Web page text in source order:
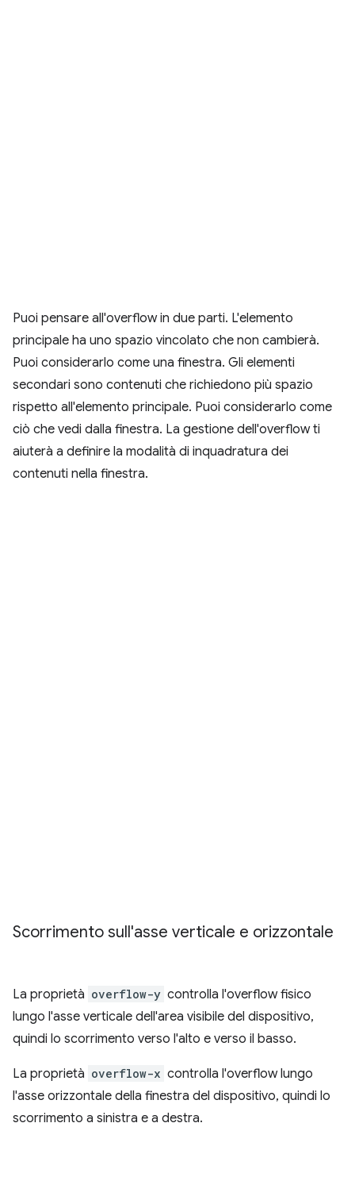
Puoi pensare all'overflow in due parti. L'elemento
principale ha uno spazio vincolato che non cambierà.
Puoi considerarlo come una finestra. Gli elementi
secondari sono contenuti che richiedono più spazio
rispetto all'elemento principale. Puoi considerarlo come
ciò che vedi dalla finestra. La gestione dell'overflow ti
aiuterà a definire la modalità di inquadratura dei
contenuti nella finestra.
Scorrimento sull'asse verticale e orizzontale
La proprietà overflow-y controlla l'overflow fisico
lungo l'asse verticale dell'area visibile del dispositivo,
quindi lo scorrimento verso l'alto e verso il basso.
La proprietà overflow-x controlla l'overflow lungo
l'asse orizzontale della finestra del dispositivo, quindi lo
scorrimento a sinistra e a destra.